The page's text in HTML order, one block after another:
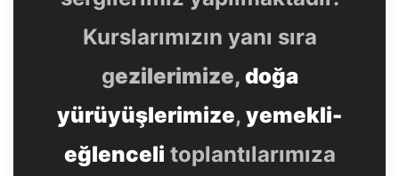
Kurslarımızın yanı sıra
gezilerimize, doğa
yürüyüşlerimize, yemekli-
eğlenceli toplantılarımıza